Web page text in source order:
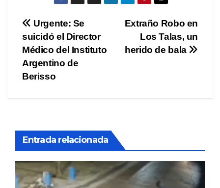
Navegación
de
entradas
Extraño Robo en
Los Talas, un
herido de bala
Urgente: Se
suicidó el Director
Médico del Instituto
Argentino de
Berisso
Entrada relacionada